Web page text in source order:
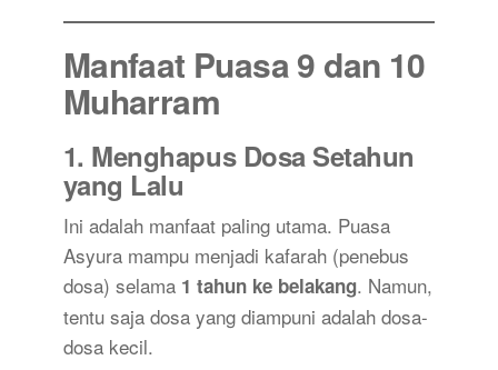
Manfaat Puasa 9 dan 10
Muharram
1. Menghapus Dosa Setahun
yang Lalu
Ini adalah manfaat paling utama. Puasa
Asyura mampu menjadi kafarah (penebus
dosa) selama 1 tahun ke belakang. Namun,
tentu saja dosa yang diampuni adalah dosa-
dosa kecil.